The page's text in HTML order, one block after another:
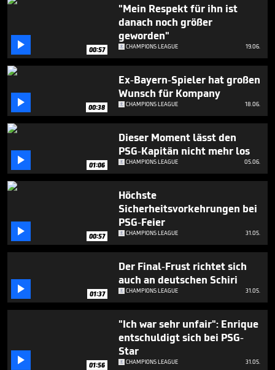
1
seconds
 00:57
"Mein Respekt für ihn ist
danach noch größer
geworden"
CHAMPIONS LEAGUE 19.06.
 00:38
Ex-Bayern-Spieler hat großen
Wunsch für Kompany
CHAMPIONS LEAGUE 18.06.
 01:06
Dieser Moment lässt den
PSG-Kapitän nicht mehr los
CHAMPIONS LEAGUE 05.06.
 00:57
Höchste
Sicherheitsvorkehrungen bei
PSG-Feier
CHAMPIONS LEAGUE 31.05.
 01:37
Der Final-Frust richtet sich
auch an deutschen Schiri
CHAMPIONS LEAGUE 31.05.
 01:56
"Ich war sehr unfair": Enrique
entschuldigt sich bei PSG-
Star
CHAMPIONS LEAGUE 31.05.